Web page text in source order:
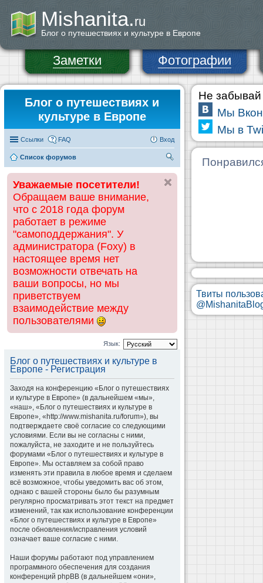
Mishanita.ru
Блог о путешествиях и культуре в Европе
Заметки Фотографии
Блог о путешествиях и
культуре в Европе
Ссылки FAQ Вход
Список форумов
ск
Уважаемые посетители!
Обращаем ваше внимание,
что с 2018 года форум
работает в режиме
"самоподдержания". У
администратора (Foxy) в
настоящее время нет
возможности отвечать на
ваши вопросы, но мы
приветствуем
взаимодействие между
пользователями
Язык:
Блог о путешествиях и культуре в
Европе - Регистрация
Заходя на конференцию «Блог о путешествиях
и культуре в Европе» (в дальнейшем «мы»,
«наш», «Блог о путешествиях и культуре в
Европе», «http://www.mishanita.ru/forum»), вы
подтверждаете своё согласие со следующими
условиями. Если вы не согласны с ними,
пожалуйста, не заходите и не пользуйтесь
форумами «Блог о путешествиях и культуре в
Европе». Мы оставляем за собой право
изменять эти правила в любое время и сделаем
всё возможное, чтобы уведомить вас об этом,
однако с вашей стороны было бы разумным
регулярно просматривать этот текст на предмет
изменений, так как использование конференции
«Блог о путешествиях и культуре в Европе»
после обновления/исправления условий
означает ваше согласие с ними.
Наши форумы работают под управлением
программного обеспечения для создания
конференций phpBB (в дальнейшем «они»,
Не забывай
Мы
Мы в
Твиты